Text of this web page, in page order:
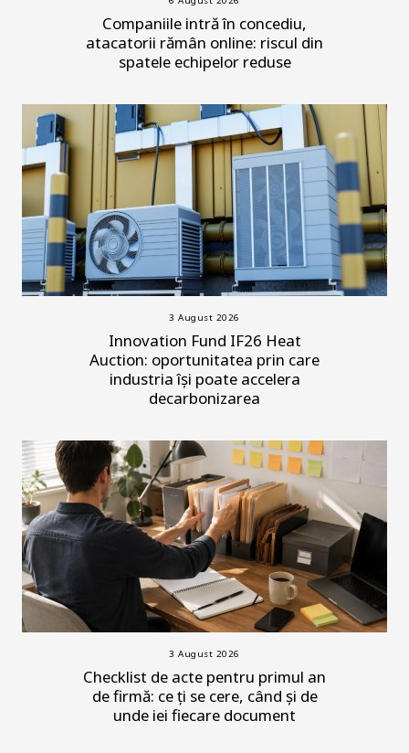
Companiile intră în concediu,
atacatorii rămân online: riscul din
spatele echipelor reduse
3 August 2026
Innovation Fund IF26 Heat
Auction: oportunitatea prin care
industria își poate accelera
decarbonizarea
3 August 2026
Checklist de acte pentru primul an
de firmă: ce ți se cere, când și de
unde iei fiecare document